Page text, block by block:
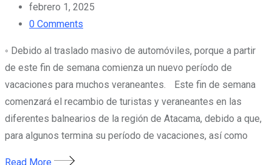
febrero 1, 2025
0 Comments
◦ Debido al traslado masivo de automóviles, porque a partir
de este fin de semana comienza un nuevo período de
vacaciones para muchos veraneantes. Este fin de semana
comenzará el recambio de turistas y veraneantes en las
diferentes balnearios de la región de Atacama, debido a que,
para algunos termina su período de vacaciones, así como
Read More